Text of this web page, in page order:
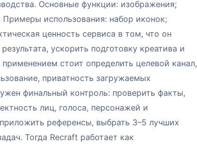
Основные функции: изображения;
использования: набор иконок;
ценность сервиса в том, что он
ускорить подготовку креатива и
стоит определить целевой канал,
приватность загружаемых
финальный контроль: проверить факты,
лиц, голоса, персонажей и
референсы, выбрать 3–5 лучших
Тогда Recraft работает как